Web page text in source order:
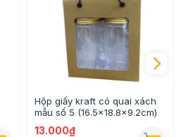
Hộp giấy kraft có quai xách
mẫu số 5 (16.5x18.8x9.2cm)
13.000₫